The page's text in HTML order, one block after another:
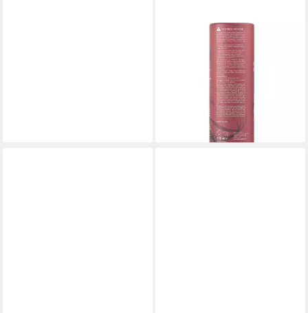
Verwendbare Haarfarbe -
Ammoniakfrei und pH-
lieferbar - in 4-5 Werktagen bei dir
+4